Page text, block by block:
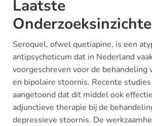
Laatste
Seroquel, ofwel quetiapine, is een
antipsychoticum dat in Nederland
voorgeschreven voor de behandeling
en bipolaire stoornis. Recente
aangetoond dat dit middel ook
adjunctieve therapie bij de
depressieve stoornis. De